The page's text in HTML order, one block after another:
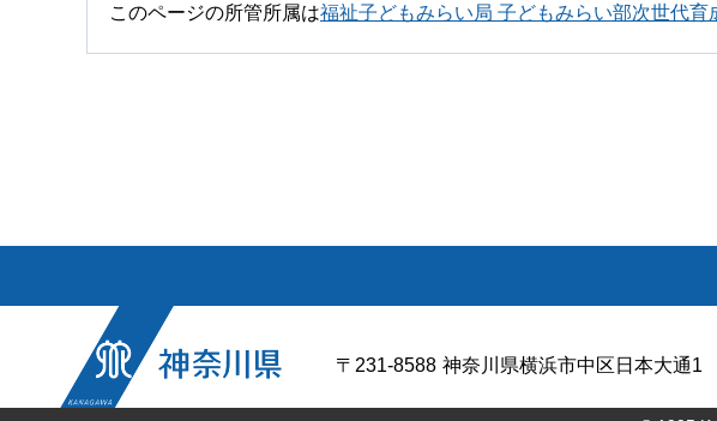
このページの所管所属は福祉子どもみらい局 子どもみらい部次世代育
〒231-8588 神奈川県横浜市中区日本大通1